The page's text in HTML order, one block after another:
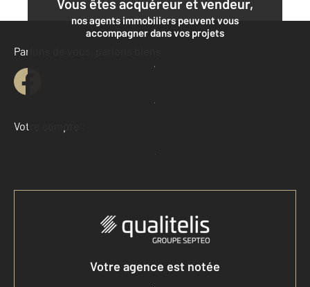
nos agents immobiliers peuvent vous
accompagner dans vos projets
Contacter l'agence
Demander une estimation
Parlons de vous, parlons biens
Votre compte :
Accéder à mon compte
Votre agence est notée